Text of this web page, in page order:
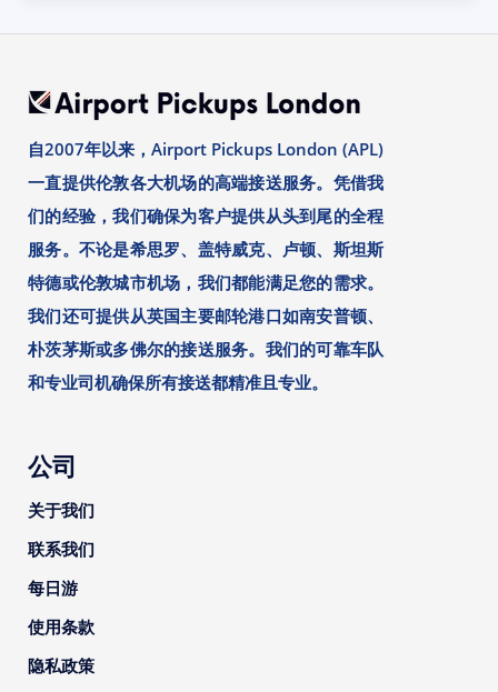
自2007年以来，Airport Pickups London (APL)
一直提供伦敦各大机场的高端接送服务。凭借我
们的经验，我们确保为客户提供从头到尾的全程
服务。不论是希思罗、盖特威克、卢顿、斯坦斯
特德或伦敦城市机场，我们都能满足您的需求。
我们还可提供从英国主要邮轮港口如南安普顿、
朴茨茅斯或多佛尔的接送服务。我们的可靠车队
和专业司机确保所有接送都精准且专业。
公司
关于我们
联系我们
每日游
使用条款
隐私政策